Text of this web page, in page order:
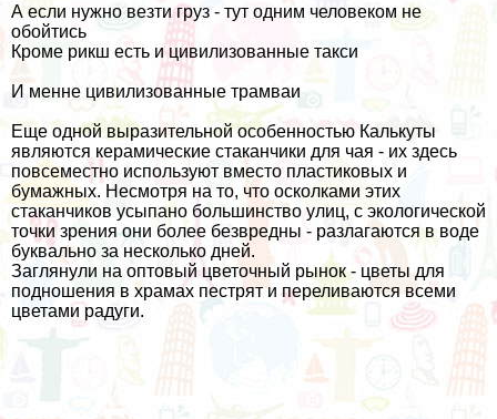
А если нужно везти груз - тут одним человеком не
обойтись
Кроме рикш есть и цивилизованные такси
И менне цивилизованные трамваи
Еще одной выразительной особенностью Калькуты
являются керамические стаканчики для чая - их здесь
повсеместно используют вместо пластиковых и
бумажных. Несмотря на то, что осколками этих
стаканчиков усыпано большинство улиц, с экологической
точки зрения они более безвредны - разлагаются в воде
буквально за несколько дней.
Заглянули на оптовый цветочный рынок - цветы для
подношения в храмах пестрят и переливаются всеми
цветами радуги.